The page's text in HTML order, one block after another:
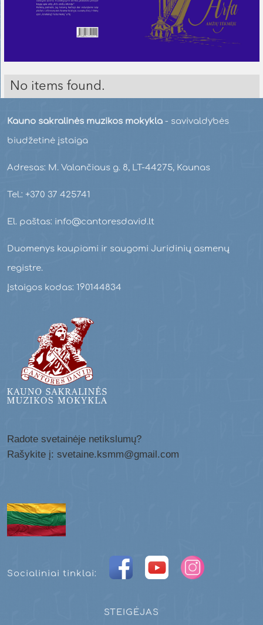
No items found.
Kauno sakralinės muzikos mokykla - savivaldybės
biudžetinė įstaiga
Adresas: M. Valančiaus g. 8, LT-44275, Kaunas
Tel.: +370 37 425741
El. paštas: info@cantoresdavid.lt
Duomenys kaupiami ir saugomi Juridinių asmenų
registre.
Įstaigos kodas: 190144834
Radote svetainėje netikslumų?
Rašykite į: svetaine.ksmm@gmail.com
Socialiniai tinklai:
STEIGĖJAS